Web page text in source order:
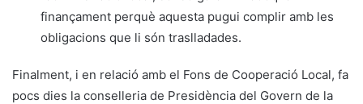
finançament perquè aquesta pugui complir amb les
obligacions que li són traslladades.
Finalment, i en relació amb el Fons de Cooperació Local, fa
pocs dies la conselleria de Presidència del Govern de la